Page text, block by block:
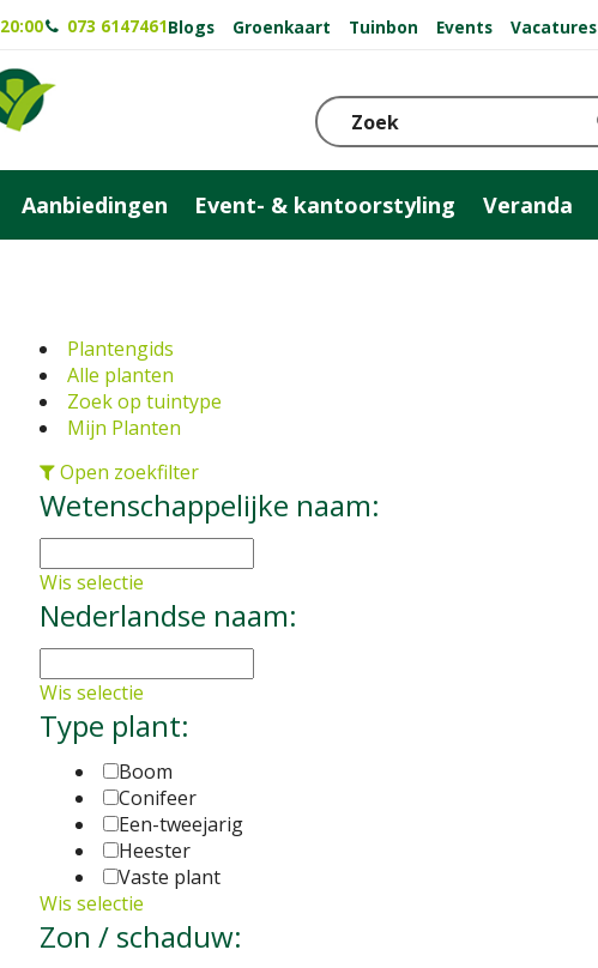
20:00 073 6147461Blogs Groenkaart Tuinbon Events Vacatures
Aanbiedingen Event- & kantoorstyling Veranda
Plantengids
Alle planten
Zoek op tuintype
Mijn Planten
Open zoekfilter
Wetenschappelijke naam:
Wis selectie
Nederlandse naam:
Wis selectie
Type plant:
Boom
Conifeer
Een-tweejarig
Heester
Vaste plant
Wis selectie
Zon / schaduw: